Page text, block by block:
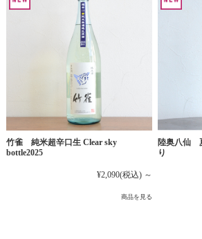
竹雀 純米超辛口生 Clear sky
bottle2025
¥2,090(税込) ～
商品を見る
陸奥八仙
り